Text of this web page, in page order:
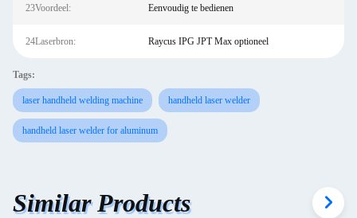
23Voordeel: Eenvoudig te bedienen
24Laserbron: Raycus IPG JPT Max optioneel
Tags:
laser handheld welding machine handheld laser welder
handheld laser welder for aluminum
Similar Products